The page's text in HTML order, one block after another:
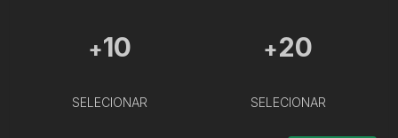
+10
SELECIONAR
+20
SELECIONAR